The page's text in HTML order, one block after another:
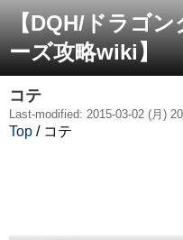
【DQH/ドラゴ
ーズ攻略wiki】
コテ
Last-modified: 2015-03-02 (月)
Top / コテ